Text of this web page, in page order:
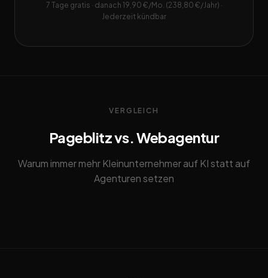
7 Tage gratis · danach 19,90 €/Mo. (238,80 €/Jahr) ·
Jederzeit kündbar
VERGLEICH
Pageblitz vs. Webagentur
Warum immer mehr Kleinunternehmer auf KI statt auf
Agenturen setzen